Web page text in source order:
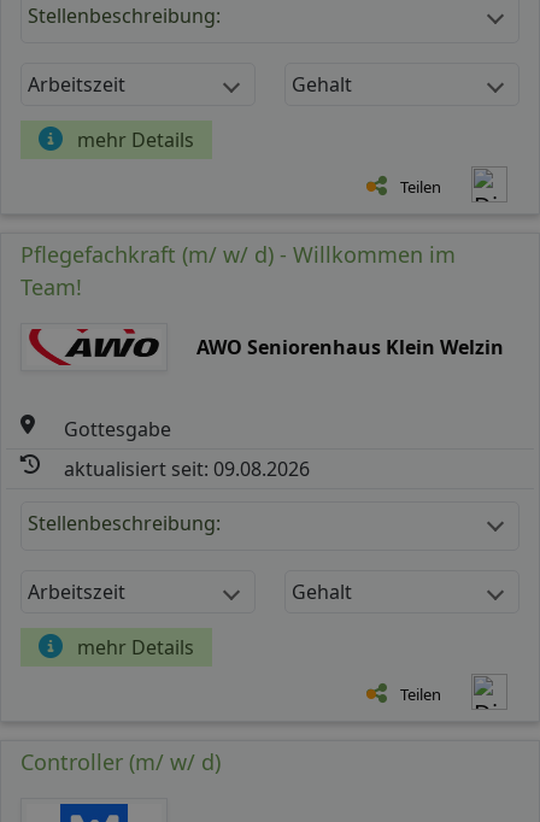
Stellenbeschreibung:
Arbeitszeit Gehalt
mehr Details
Teilen
Pflegefachkraft (m/ w/ d) - Willkommen im
Team!
AWO Seniorenhaus Klein Welzin
Gottesgabe
aktualisiert seit: 09.08.2026
Stellenbeschreibung:
Arbeitszeit Gehalt
mehr Details
Teilen
Controller (m/ w/ d)